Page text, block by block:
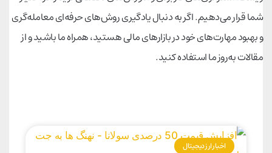
شما قرار می‌دهیم. اگر به دنبال یادگیری روش‌های حرفه‌ای معامله‌گری
و بهبود مهارت‌های خود در بازارهای مالی هستید، همراه ما باشید و از
مقالات به‌روز ما استفاده کنید.
اخبار ارز دیجیتال